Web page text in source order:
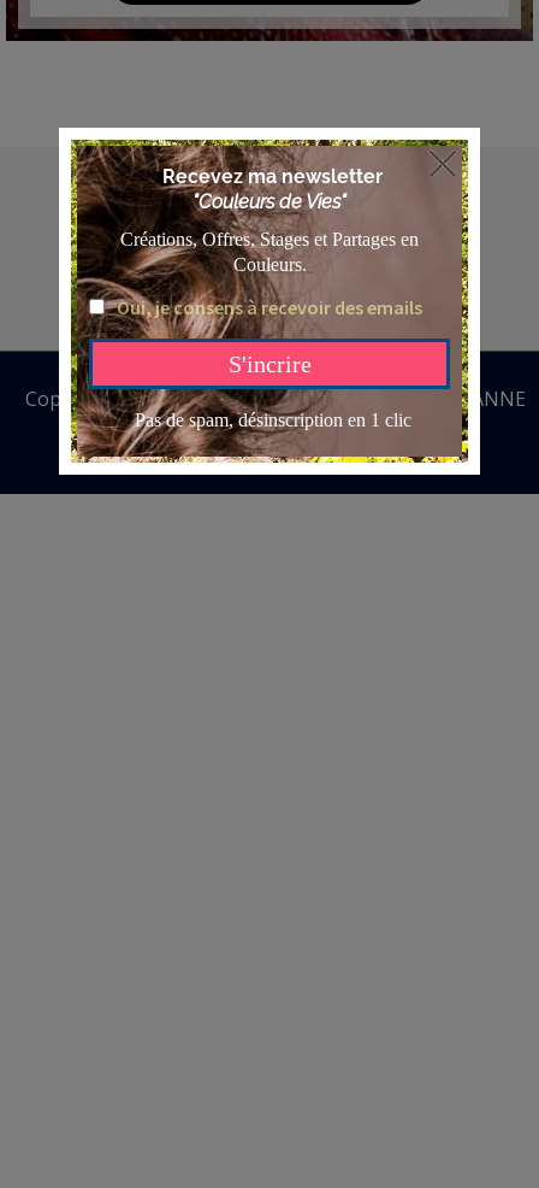
Connect
Copyright © 2026 ANNE BATTOUE | Powered by ANNE
BATTOUE